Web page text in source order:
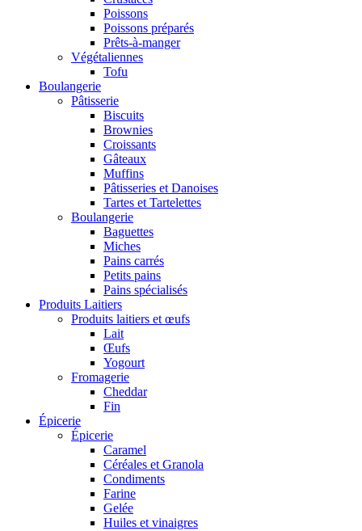
Poissons
Poissons préparés
Prêts-à-manger
Végétaliennes
Tofu
Boulangerie
Pâtisserie
Biscuits
Brownies
Croissants
Gâteaux
Muffins
Pâtisseries et Danoises
Tartes et Tartelettes
Boulangerie
Baguettes
Miches
Pains carrés
Petits pains
Pains spécialisés
Produits Laitiers
Produits laitiers et œufs
Lait
Œufs
Yogourt
Fromagerie
Cheddar
Fin
Épicerie
Épicerie
Caramel
Céréales et Granola
Condiments
Farine
Gelée
Huiles et vinaigres